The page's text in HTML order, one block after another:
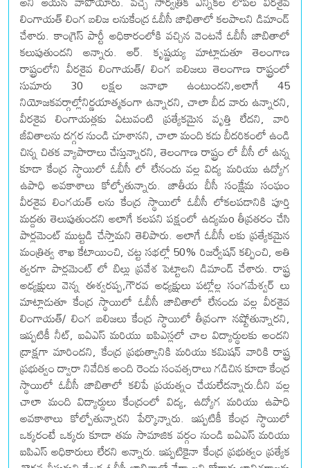
లింగాయత్ లింగ బలిజ లనుకేంద్ర ఓబీసీ జాభితాలో కలపాలని డిమాండ్
చేశారు. కాంగ్రెస్ పార్టీ అధికారంలోకి వచ్చిన వెంటనే ఓబీసీ జాబితాలో
కలుపుతుందని అన్నారు. ఆర్. కృష్ణయ్య మాట్లాడుతూ తెలంగాణ
రాష్ట్రంలోని వీరశైవ లింగాయత్/ లింగ బలిజలు తెలంగాణ రాష్ట్రంలో
సుమారు 30 లక్షల జనాభా ఉంటుందని,అలాగే 45
నియోజకవర్గాల్లోనిర్ణయాత్మకంగా ఉన్నారని, చాలా బీద వారు ఉన్నారని,
వీరశైవ లింగాయత్లకు ఏటువంటి ప్రత్యేకమైన వృత్తి లేదని, వారి
జీవితాలను దగ్గర నుండి చూశానని, చాలా మంది కడు బీదరికంలో ఉండి
చిన్న చితక వ్యాపారాలు చేస్తున్నారని, తెలంగాణ రాష్ట్రం లో బీసీ లో ఉన్న
కూడా కేంద్ర స్థాయిలో ఓబీసీ లో లేనందు వల్ల విద్య మరియు ఉద్యోగ
ఉపాధి అవకాశాలు కోల్పోతున్నారు. జాతీయ బీసీ సంక్షేమ సంఘం
వీరశైవ లింగయత్ లను కేంద్ర స్థాయిలో ఓబీసీ లోకలపడానికి పూర్తి
మద్దతు తెలుపుతుందని అలాగే కలపని పక్షంలో ఉద్యమo తీవ్రతరం చేసి
పార్లమెంట్ ముట్టడి చేస్తామని తెలిపారు. అలాగే ఓబీసీ లకు ప్రత్యేకమైన
మంత్రిత్వ శాఖ కేటాయించి, చట్ట సభల్లో 50% రిజర్వేషన్ కల్పించి, అతి
త్వరగా పార్లమెంట్ లో బిల్లు ప్రవేశ పెట్టాలని డిమాండ్ చేశారు. రాష్ట్ర
అధ్యక్షులు వెన్న ఈశ్వరప్ప,గౌరవ అధ్యక్షులు పట్లోల్ల సంగమేశ్వర్ లు
మాట్లాడుతూ కేంద్ర స్థాయిలో ఓబీసీ జాబితాలో లేనందు వల్ల వీరశైవ
లింగాయత్/ లింగ బలిజలు కేంద్ర స్థాయిలో తీవ్రంగా నష్టోతున్నారని,
ఇప్పటికీ నీట్, ఐఏఎస్ మరియు ఐపిఎస్లలో చాల విద్యార్థులకు అందని
ద్రాక్షగా మారిందని, కేంద్ర ప్రభుత్వానికి మరియు కమిషన్ వారికి రాష్ట్ర
ప్రభుత్వం ద్వారా నివేదిక అంది రెండు సంవత్సరాలు గడిచిన కూడా కేంద్ర
స్థాయిలో ఓబీసీ జాబితాలో కలిపే ప్రయత్నం చేయలేదన్నారు.దీని వల్ల
చాలా మంది విద్యార్థులు కేంద్రంలో విద్య, ఉద్యోగ మరియు ఉపాధి
అవకాశాలు కోల్పోతున్నారని పేర్కొన్నారు. ఇప్పటికీ కేంద్ర స్థాయిలో
ఒక్కరంటే ఒక్కరు కూడా తమ సామాజిక వర్గం నుండి ఐఏఎస్ మరియు
ఐపిఎస్ అధికారులు లేరని అన్నారు. ఇప్పటికైనా కేంద్ర ప్రభుత్వం ప్రత్యేక